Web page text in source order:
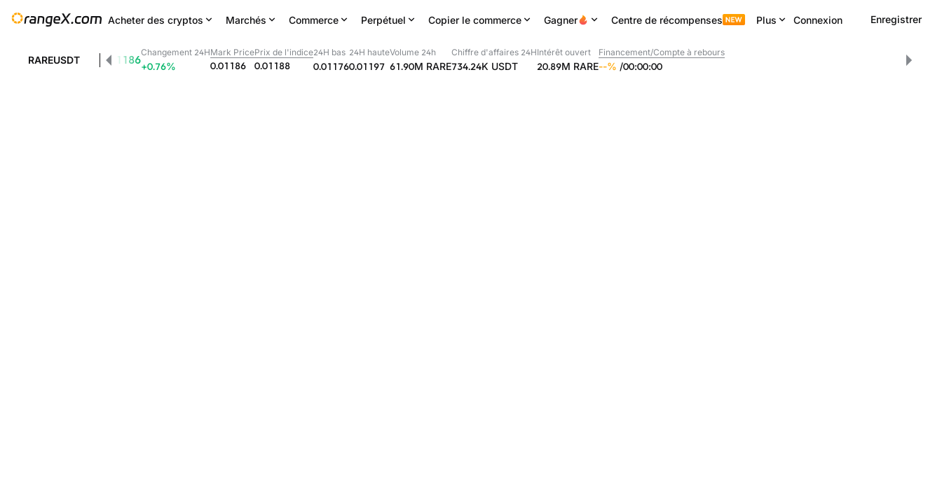
Acheter des cryptos Marchés Commerce Perpétuel Copier le commerce Gagner Centre de récompenses Plus Connexion Enregistrer
RAREUSDT 0.01186
Changement 24H
+0.76%
Mark Price
0.01186
Prix de l'indice
0.01188
24H bas
0.01176
24H haute
0.01197
Volume 24h
61.90M RARE
Chiffre d'affaires 24H
734.24K USDT
Intérêt ouvert
20.89M RARE
Financement/Compte à rebours
--% /00:00:00